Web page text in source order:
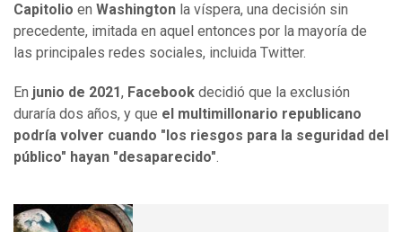
Capitolio en Washington la víspera, una decisión sin
precedente, imitada en aquel entonces por la mayoría de
las principales redes sociales, incluida Twitter.
En junio de 2021, Facebook decidió que la exclusión
duraría dos años, y que el multimillonario republicano
podría volver cuando "los riesgos para la seguridad del
público" hayan "desaparecido".